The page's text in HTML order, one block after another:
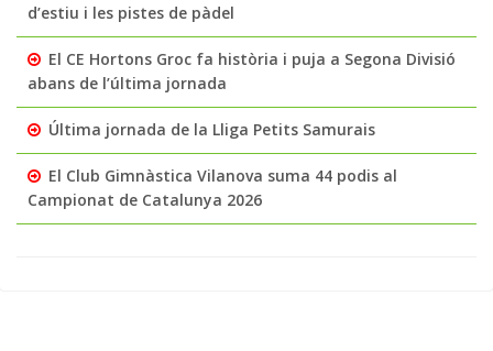
d’estiu i les pistes de pàdel
El CE Hortons Groc fa història i puja a Segona Divisió
abans de l’última jornada
Última jornada de la Lliga Petits Samurais
El Club Gimnàstica Vilanova suma 44 podis al
Campionat de Catalunya 2026